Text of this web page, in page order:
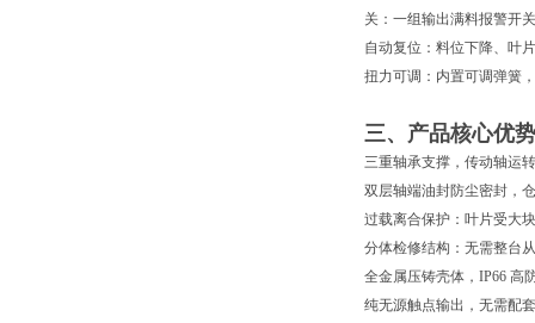
关：一组输出满料报警开
自动复位 ：料位下降、叶
扭力可调 ：内置可调弹簧
三、产品核心优势
三重轴承支撑 ，传动轴运
双层轴端油封防尘密封 ，
过载离合保护 ：叶片受大
分体检修结构 ：无需整台
全金属压铸壳体 ，IP66 高
纯无源触点输出 ，无需配